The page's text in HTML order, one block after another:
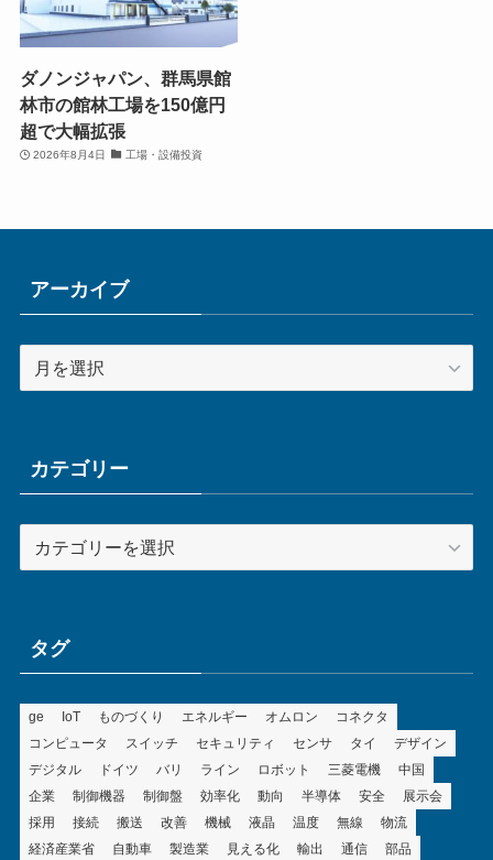
ダノンジャパン、群馬県館
林市の館林工場を150億円
超で大幅拡張
2026年8月4日 工場・設備投資
アーカイブ
ブカテゴリー
テ
ータグ
ge IoT ものづくり エネルギー オムロン
コネクタ
コンピュータ
スイッチ セキュリティ センサ タイ
デザイン
デジタル
ドイツ バリ ライン ロボット 三菱電機
中国
企業
制御機器 制御盤 効率化 動向 半導体 安全
展示会
採用
接続 搬送 改善 機械 液晶 温度 無線
物流
経済産業省
自動車 製造業 見える化 輸出 通信 部品